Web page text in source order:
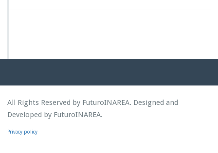
All Rights Reserved by FuturoINAREA. Designed and
Developed by FuturoINAREA.
Privacy policy